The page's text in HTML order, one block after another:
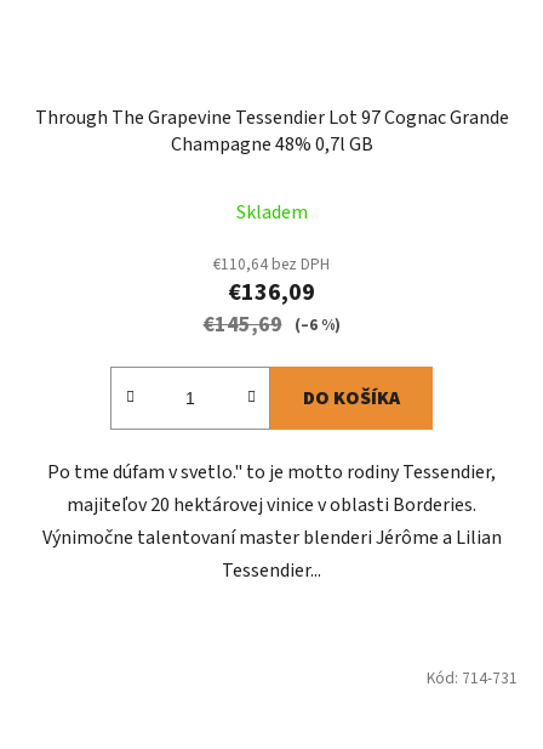
Through The Grapevine Tessendier Lot 97 Cognac Grande
Champagne 48% 0,7l GB
Skladem
€110,64 bez DPH
€136,09
€145,69 (–6 %)
DO KOŠÍKA
Po tme dúfam v svetlo." to je motto rodiny Tessendier,
majiteľov 20 hektárovej vinice v oblasti Borderies.
Výnimočne talentovaní master blenderi Jérôme a Lilian
Tessendier...
Kód: 714-731